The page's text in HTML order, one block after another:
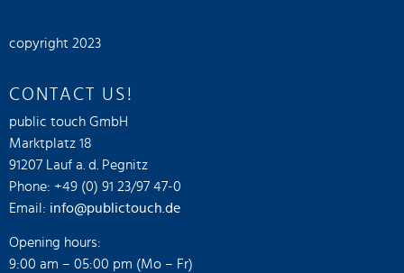
copyright 2023
CONTACT US!
public touch GmbH
Marktplatz 18
91207 Lauf a. d. Pegnitz
Phone: +49 (0) 91 23/97 47-0
Email: info@publictouch.de
Opening hours:
9:00 am – 05:00 pm (Mo – Fr)